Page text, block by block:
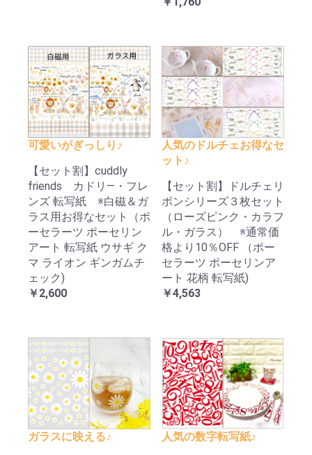
可愛いがぎっしり♪
【セット割】cuddly
friends カドリ―・フレ
ンズ 転写紙 ※白磁＆ガ
ラス用お得なセット（ポ
ーセラーツ ポーセリン
アート 転写紙 ウサギ ク
マ ライオン ギンガムチ
ェック)
￥2,600
人気のドルチェお得なセ
ット♪
【セット割】ドルチェリ
ボンシリーズ３枚セット
（ローズピンク・カラフ
ル・ガラス） ※通常価
格より10％OFF （ポー
セラーツ ポーセリンア
ート 花柄 転写紙)
￥4,563
ガラスに映える♪
人気の数字転写紙♪